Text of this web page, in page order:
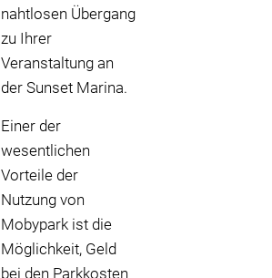
nahtlosen Übergang
zu Ihrer
Veranstaltung an
der Sunset Marina.
Einer der
wesentlichen
Vorteile der
Nutzung von
Mobypark ist die
Möglichkeit, Geld
bei den Parkkosten